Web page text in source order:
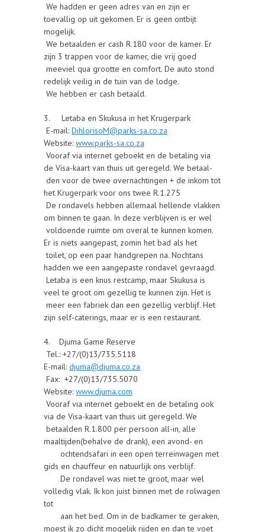
We hadden er geen adres van en zijn er
toevallig op uit gekomen. Er is geen ontbijt
mogelijk.
We betaalden er cash R.180 voor de kamer. Er
zijn 3 trappen voor de kamer, die vrij goed
meeviel qua grootte en comfort. De auto stond
redelijk veilig in de tuin van de lodge.
We hebben er cash betaald.
3. Letaba en Skukusa in het Krugerpark
E-mail: DihlorisoM@parks-sa.co.za
Website: www.parks-sa.co.za
Vooraf via internet geboekt en de betaling via
de Visa-kaart van thuis uit geregeld. We betaal-
den voor de twee overnachtingen + de inkom tot
het Krugerpark voor ons twee R.1.275
De rondavels hebben allemaal hellende vlakken
om binnen te gaan. In deze verblijven is er wel
voldoende ruimte om overal te kunnen komen.
Er is niets aangepast, zomin het bad als het
toilet, op een paar handgrepen na. Nochtans
hadden we een aangepaste rondavel gevraagd.
Letaba is een knus restcamp, maar Skukusa is
veel te groot om gezellig te kunnen zijn. Het is
meer een fabriek dan een gezellig verblijf. Het
zijn self-caterings, maar er is een restaurant.
4. Djuma Game Reserve
Tel.: +27/(0)13/735.5118
E-mail: djuma@djuma.co.za
Fax: +27/(0)13/735.5070
Website: www.djuma.com
Vooraf via internet geboekt en de betaling ook
via de Visa-kaart van thuis uit geregeld. We
betaalden R.1.800 per persoon all-in, alle
maaltijden(behalve de drank), een avond- en
ochtendsafari in een open terreinwagen met
gids en chauffeur en natuurlijk ons verblijf.
De rondavel was niet te groot, maar wel
volledig vlak. Ik kon juist binnen met de rolwagen
tot
aan het bed. Om in de badkamer te geraken,
moest ik zo dicht mogelijk rijden en dan te voet